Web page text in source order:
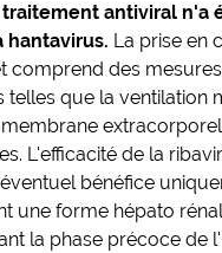
antiviral n'a
hantavirus. La prise en
comprend des
telles que la ventilation
L'efficacité de la
bénéfice
une forme hépato
la phase précoce de